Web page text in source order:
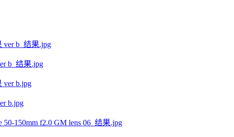
b_结果.jpg
b.jpg